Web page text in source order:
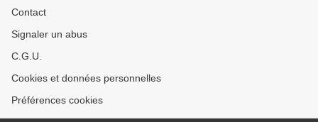
Contact
Signaler un abus
C.G.U.
Cookies et données personnelles
Préférences cookies